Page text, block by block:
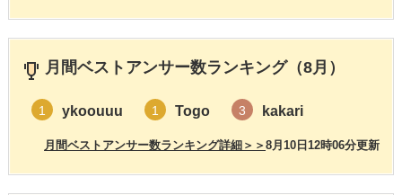
月間ベストアンサー数ランキング（8月）
1 ykoouuu 1 Togo 3 kakari
8月10日12時06分更新
月間ベストアンサー数ランキング詳細＞＞